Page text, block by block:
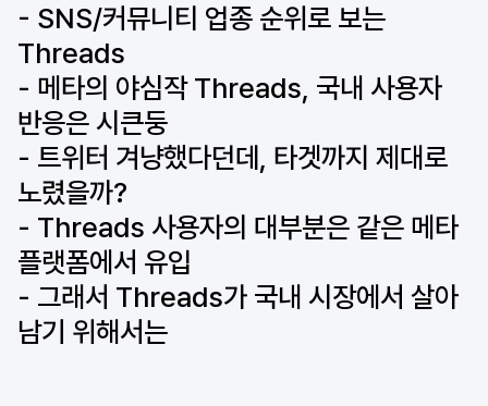
- SNS/커뮤니티 업종 순위로 보는
Threads
- 메타의 야심작 Threads, 국내 사용자
반응은 시큰둥
- 트위터 겨냥했다던데, 타겟까지 제대로
노렸을까?
- Threads 사용자의 대부분은 같은 메타
플랫폼에서 유입
- 그래서 Threads가 국내 시장에서 살아
남기 위해서는